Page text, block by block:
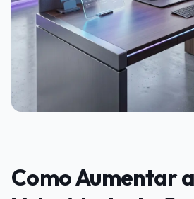
Como Aumentar a